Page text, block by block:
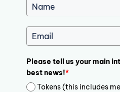
Please tell us your main
best news!*
Tokens (this includes